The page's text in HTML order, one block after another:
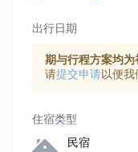
出行日期
期与行程方案均为
请提交申请以便
住宿类型
民宿